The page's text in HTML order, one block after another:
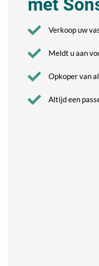
met
Verkoop uw
Meldt u aan
Opkoper van
Altijd een